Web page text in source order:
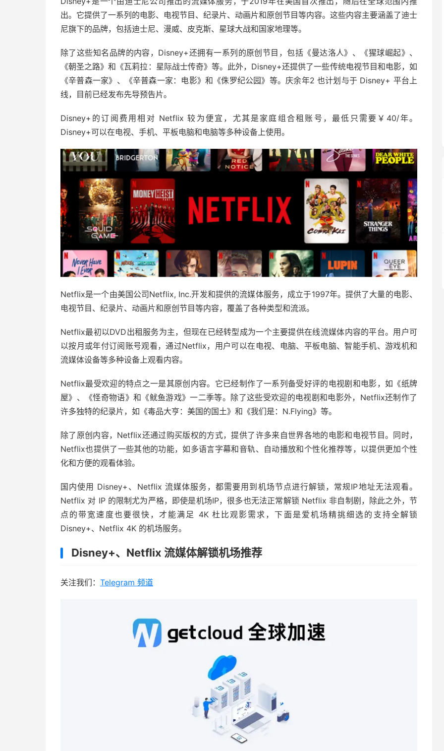
出。它提供了一系列的电影、电视节目、纪录片、动画片和原创节目等内容。这些内容主要涵盖了迪士
尼旗下的品牌，包括迪士尼、漫威、皮克斯、星球大战和国家地理等。
除了这些知名品牌的内容，Disney+还拥有一系列的原创节目，包括《曼达洛人》、《猩球崛起》、
《朝圣之路》和《瓦莉拉：星际战士传奇》等。此外，Disney+还提供了一些传统电视节目和电影，如
《辛普森一家》、《辛普森一家：电影》和《侏罗纪公园》等。庆余年2 也计划与于 Disney+ 平台上
线，目前已经发布先导预告片。
Disney+的订阅费用相对 Netflix 较为便宜，尤其是家庭组合租账号，最低只需要￥40/年。
Disney+可以在电视、手机、平板电脑和电脑等多种设备上使用。
Netflix是一个由美国公司Netflix, Inc.开发和提供的流媒体服务，成立于1997年。提供了大量的电影、
电视节目、纪录片、动画片和原创节目等内容，覆盖了各种类型和流派。
Netflix最初以DVD出租服务为主，但现在已经转型成为一个主要提供在线流媒体内容的平台。用户可
以按月或年付订阅账号观看，通过Netflix，用户可以在电视、电脑、平板电脑、智能手机、游戏机和
流媒体设备等多种设备上观看内容。
Netflix最受欢迎的特点之一是其原创内容。它已经制作了一系列备受好评的电视剧和电影，如《纸牌
屋》、《怪奇物语》和《鱿鱼游戏》一二季等。除了这些受欢迎的电视剧和电影外，Netflix还制作了
许多独特的纪录片，如《毒品大亨：美国的国土》和《我们是：N.Flying》等。
除了原创内容，Netflix还通过购买版权的方式，提供了许多来自世界各地的电影和电视节目。同时，
Netflix也提供了一些其他的功能，如多语言字幕和音轨、自动播放和个性化推荐等，以提供更加个性
化和方便的观看体验。
国内使用 Disney+、Netflix 流媒体服务，都需要用到机场节点进行解锁，常规IP地址无法观看。
Netflix 对 IP 的限制尤为严格，即使是机场IP，很多也无法正常解锁 Netflix 非自制剧，除此之外，节
点的带宽速度也要很快，才能满足 4K 杜比观影需求，下面是爱机场精挑细选的支持全解锁
Disney+、Netflix 4K 的机场服务。
Disney+、Netflix 流媒体解锁机场推荐
关注我们： Telegram 频道